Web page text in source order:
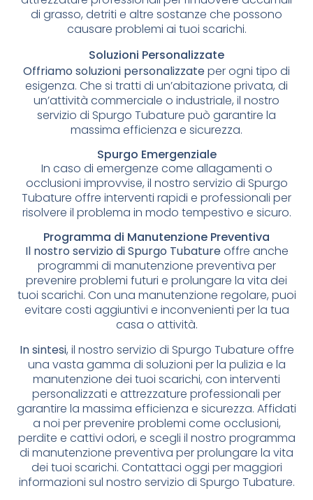
di grasso, detriti e altre sostanze che possono
causare problemi ai tuoi scarichi.
Soluzioni Personalizzate
Offriamo soluzioni personalizzateper ogni tipo di
esigenza. Che si tratti di un’abitazione privata, di
un’attività commerciale o industriale, il nostro
servizio di Spurgo Tubature può garantire la
massima efficienza e sicurezza.
Spurgo Emergenziale
In caso di emergenze come allagamenti o
occlusioni improvvise, il nostro servizio di Spurgo
Tubature offre interventi rapidi e professionali per
risolvere il problema in modo tempestivo e sicuro.
Programma di Manutenzione Preventiva
Il nostro servizio di Spurgo Tubatureoffre anche
programmi di manutenzione preventiva per
prevenire problemi futuri e prolungare la vita dei
tuoi scarichi. Con una manutenzione regolare, puoi
evitare costi aggiuntivi e inconvenienti per la tua
casa o attività.
In sintesi, il nostro servizio di Spurgo Tubature offre
una vasta gamma di soluzioni per la pulizia e la
manutenzione dei tuoi scarichi, con interventi
personalizzati e attrezzature professionali per
garantire la massima efficienza e sicurezza. Affidati
a noi per prevenire problemi come occlusioni,
perdite e cattivi odori, e scegli il nostro programma
di manutenzione preventiva per prolungare la vita
dei tuoi scarichi. Contattaci oggi per maggiori
informazioni sul nostro servizio di Spurgo Tubature.